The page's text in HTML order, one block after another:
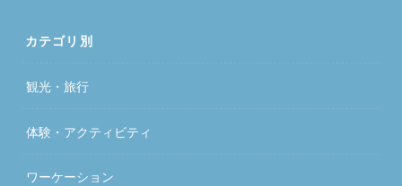
カテゴリ別
観光・旅行
体験・アクティビティ
ワーケーション